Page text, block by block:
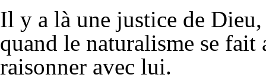
Il y a là une justice de
quand le naturalisme se fait
raisonner avec lui.